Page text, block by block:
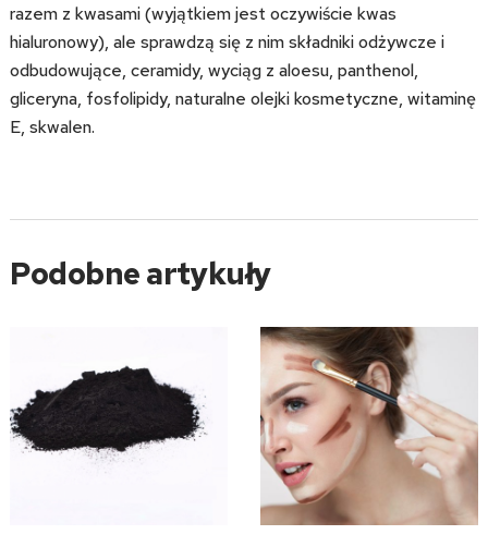
razem z kwasami (wyjątkiem jest oczywiście kwas
hialuronowy), ale sprawdzą się z nim składniki odżywcze i
odbudowujące, ceramidy, wyciąg z aloesu, panthenol,
gliceryna, fosfolipidy, naturalne olejki kosmetyczne, witaminę
E, skwalen.
Podobne artykuły